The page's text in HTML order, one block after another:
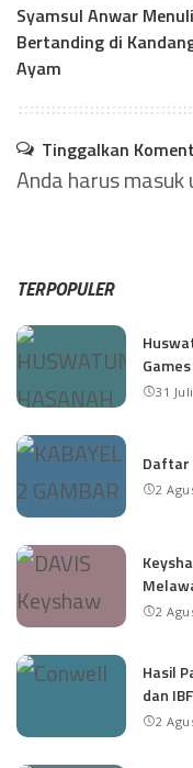
Syamsul Anwar
Bertanding di
Ayam
Tinggalkan
Anda harusmasuk
TERPOPULER
31
Daftar
2
2
Hasil
dan
2